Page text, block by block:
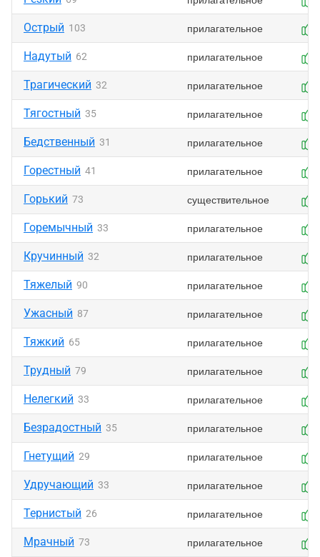
Острый 103 прилагательное
Надутый 62 прилагательное
Трагический 32 прилагательное
Тягостный 35 прилагательное
Бедственный 31 прилагательное
Горестный 41 прилагательное
Горький 73 существительное
Горемычный 33 прилагательное
Кручинный 32 прилагательное
Тяжелый 90 прилагательное
Ужасный 87 прилагательное
Тяжкий 65 прилагательное
Трудный 79 прилагательное
Нелегкий 33 прилагательное
Безрадостный 35 прилагательное
Гнетущий 29 прилагательное
Удручающий 33 прилагательное
Тернистый 26 прилагательное
Мрачный 73 прилагательное